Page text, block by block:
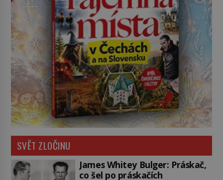
SVĚT ZLOČINU
James Whitey Bulger: Práskač,
co šel po práskačích